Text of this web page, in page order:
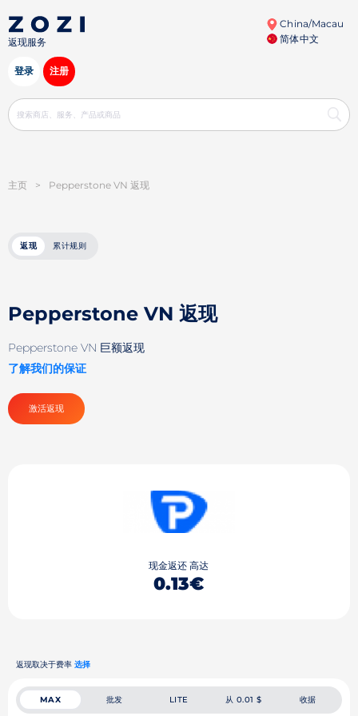
返现服务
China/Macau
简体中文
登录 注册
主页 > Pepperstone VN 返现
返现 累计规则
Pepperstone VN 返现
Pepperstone VN 巨额返现
了解我们的保证
激活返现
现金返还 高达
0.13€
返现取决于费率 选择
MAX 批发 LITE 从 0.01 $ 收据